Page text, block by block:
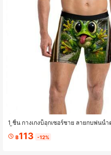
1 ชิ้น กางเกงบ็อกเซอร์ชาย ลายกบพ่นน้
฿113 -12%